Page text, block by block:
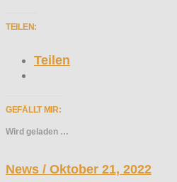
TEILEN:
Teilen
GEFÄLLT MIR:
Wird geladen …
News / Oktober 21, 2022